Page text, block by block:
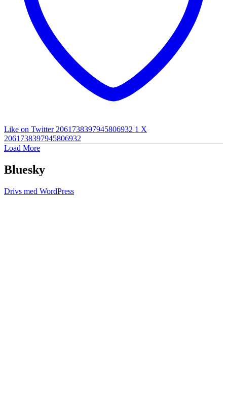
Like on Twitter 2061738397945806932 1 X
2061738397945806932
Load More
Bluesky
Drivs med WordPress